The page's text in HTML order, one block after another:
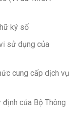
ký số
sử dụng của
cung cấp dịch vụ
của Bộ Thông